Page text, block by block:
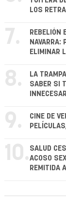
LOS
7.
REBELIÓN
NAVARRA:
ELIMINAR
8.
LA
SABER SI
9.
CINE DE
10. SALUD
ACOSO
REMITIDA